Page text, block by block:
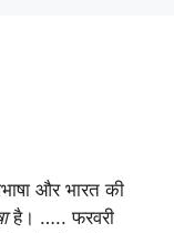
और भारत की
है। ….. फरवरी